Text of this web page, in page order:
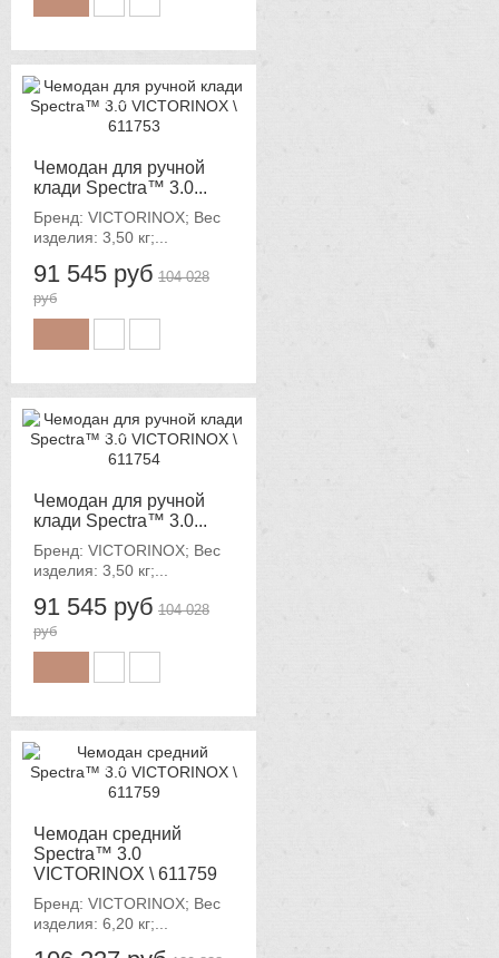
Чемодан для ручной
клади Spectra™ 3.0...
Бренд: VICTORINOX; Вес
изделия: 3,50 кг;...
91 545 руб
-12%
104 028
руб
Чемодан для ручной
клади Spectra™ 3.0...
Бренд: VICTORINOX; Вес
изделия: 3,50 кг;...
91 545 руб
-12%
104 028
руб
Чемодан средний
Spectra™ 3.0
VICTORINOX \ 611759
Бренд: VICTORINOX; Вес
изделия: 6,20 кг;...
-12%